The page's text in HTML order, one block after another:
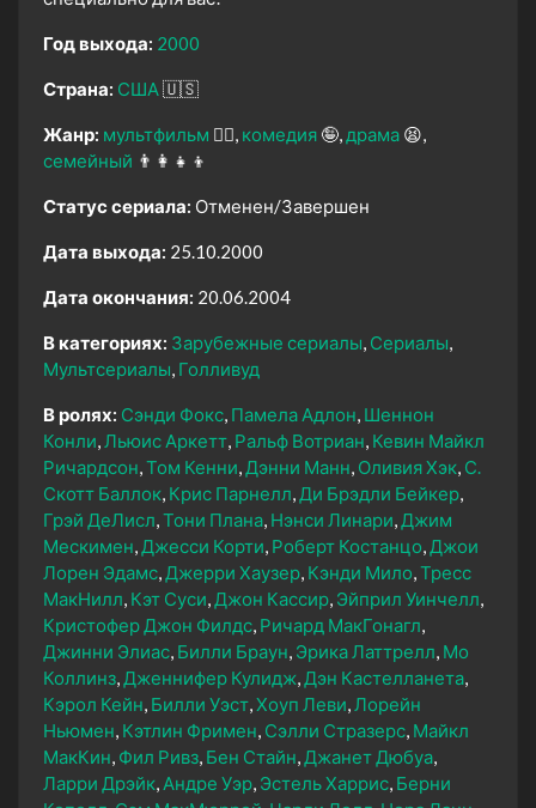
Год выхода: 2000
Страна: США🇺🇸
Жанр: мультфильм 🧚‍♀️ комедия 🤪 драма 😫
семейный 👨‍👩‍👧‍👦
Статус сериала: Отменен/Завершен
Дата выхода: 25.10.2000
Дата окончания: 20.06.2004
В категориях: Зарубежные сериалы Сериалы
Мультсериалы Голливуд
В ролях: Сэнди Фокс Памела Адлон Шеннон
Конли Льюис Аркетт Ральф Вотриан Кевин Майкл
Ричардсон Том Кенни Дэнни Манн Оливия Хэк С.
Скотт Баллок Крис Парнелл Ди Брэдли Бейкер
Грэй ДеЛисл Тони Плана Нэнси Линари Джим
Мескимен Джесси Корти Роберт Костанцо Джои
Лорен Эдамс Джерри Хаузер Кэнди Мило Тресс
МакНилл Кэт Суси Джон Кассир Эйприл Уинчелл
Кристофер Джон Филдс Ричард МакГонагл
Джинни Элиас Билли Браун Эрика Латтрелл Мо
Коллинз Дженнифер Кулидж Дэн Кастелланета
Кэрол Кейн Билли Уэст Хоуп Леви Лорейн
Ньюмен Кэтлин Фримен Сэлли Стразерс Майкл
МакКин Фил Ривз Бен Стайн Джанет Дюбуа
Ларри Дрэйк Андре Уэр Эстель Харрис Берни